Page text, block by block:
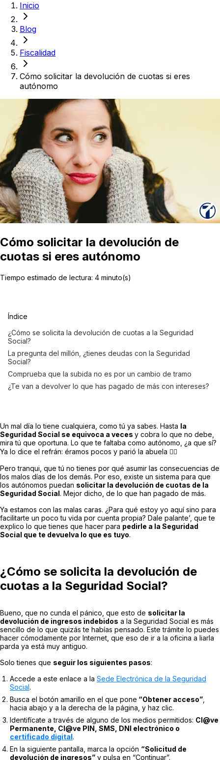
Inicio
Blog
Fiscalidad
Cómo solicitar la devolución de cuotas si eres
autónomo
Cómo solicitar la devolución de
cuotas si eres autónomo
Tiempo estimado de lectura: 4 minuto(s)
Índice
¿Cómo se solicita la devolución de cuotas a la Seguridad
Social?
La pregunta del millón, ¿tienes deudas con la Seguridad
Social?
Comprueba que la subida no es por un cambio de tramo
¿Te van a devolver lo que has pagado de más con intereses?
Un mal día lo tiene cualquiera, como tú ya sabes. Hasta la
Seguridad Social se equivoca a veces y cobra lo que no debe,
mira tú que oportuna. Lo que te faltaba como autónomo, ¿a que sí?
Ya lo dice el refrán: éramos pocos y parió la abuela 🤦‍♀️
Pero tranqui, que tú no tienes por qué asumir las consecuencias de
los malos días de los demás. Por eso, existe un sistema para que
los autónomos puedan solicitar la devolución de cuotas de la
Seguridad Social. Mejor dicho, de lo que han pagado de más.
Ya estamos con las malas caras. ¿Para qué estoy yo aquí sino para
facilitarte un poco tu vida por cuenta propia? Dale palante’, que te
explico lo que tienes que hacer para pedirle a la Seguridad
Social que te devuelva lo que es tuyo.
¿Cómo se solicita la devolución de
cuotas a la Seguridad Social?
Bueno, que no cunda el pánico, que esto de solicitar la
devolución de ingresos indebidos a la Seguridad Social es más
sencillo de lo que quizás te habías pensado. Este trámite lo puedes
hacer cómodamente por Internet, que eso de ir a la oficina a liarla
parda ya está muy antiguo.
Solo tienes que seguir los siguientes pasos:
Accede a este enlace a la Sede Electrónica de la Seguridad
Social.
Busca el botón amarillo en el que pone “Obtener acceso”
hacia abajo y a la derecha de la página, y haz clic.
Identifícate a través de alguno de los medios permitidos: Cl@ve
Permanente, Cl@ve PIN, SMS, DNI electrónico o
certificado digital.
En la siguiente pantalla, marca la opción “Solicitud de
devolución de ingresos” y pulsa en “Continuar”.